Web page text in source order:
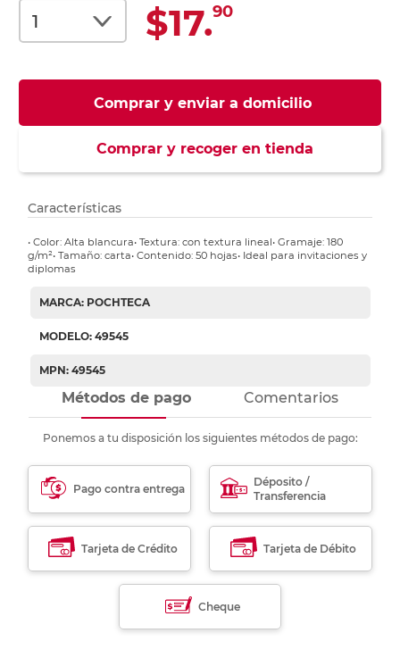
$17.90
Comprar y enviar a domicilio
Comprar y recoger en tienda
Características
• Color: Alta blancura• Textura: con textura lineal• Gramaje: 180
g/m²• Tamaño: carta• Contenido: 50 hojas• Ideal para invitaciones y
diplomas
MARCA: POCHTECA
MODELO: 49545
MPN: 49545
Métodos de pago Comentarios
Ponemos a tu disposición los siguientes métodos de pago:
Pago contra entrega
Déposito /
Transferencia
Tarjeta de Crédito Tarjeta de Débito
Cheque